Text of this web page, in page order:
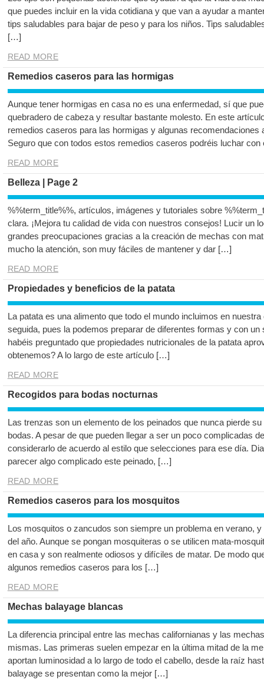
que puedes incluir en la vida cotidiana y que van a ayudar a
tips saludables para bajar de peso y para los niños. Tips
[…]
READ MORE
Remedios caseros para las hormigas
Aunque tener hormigas en casa no es una enfermedad, sí que
quebradero de cabeza y resultar bastante molesto. En este
remedios caseros para las hormigas y algunas recomendaciones
Seguro que con todos estos remedios caseros podréis luchar
READ MORE
Belleza | Page 2
%%term_title%%, artículos, imágenes y tutoriales sobre
clara. ¡Mejora tu calidad de vida con nuestros consejos! Lucir un
grandes preocupaciones gracias a la creación de mechas con
mucho la atención, son muy fáciles de mantener y dar […]
READ MORE
Propiedades y beneficios de la patata
La patata es una alimento que todo el mundo incluimos en
seguida, pues la podemos preparar de diferentes formas y con
habéis preguntado que propiedades nutricionales de la patata
obtenemos? A lo largo de este artículo […]
READ MORE
Recogidos para bodas nocturnas
Las trenzas son un elemento de los peinados que nunca pierde
bodas. A pesar de que pueden llegar a ser un poco complicadas
considerarlo de acuerdo al estilo que selecciones para ese día.
parecer algo complicado este peinado, […]
READ MORE
Remedios caseros para los mosquitos
Los mosquitos o zancudos son siempre un problema en verano,
del año. Aunque se pongan mosquiteras o se utilicen mata-
en casa y son realmente odiosos y difíciles de matar. De modo
algunos remedios caseros para los […]
READ MORE
Mechas balayage blancas
La diferencia principal entre las mechas californianas y las
mismas. Las primeras suelen empezar en la última mitad de la
aportan luminosidad a lo largo de todo el cabello, desde la raíz
balayage se presentan como la mejor […]